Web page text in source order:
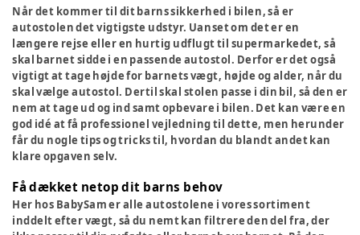
Når det kommer til dit barns sikkerhed i bilen, så er
autostolen det vigtigste udstyr. Uanset om det er en
længere rejse eller en hurtig udflugt til supermarkedet, så
skal barnet sidde i en passende autostol. Derfor er det også
vigtigt at tage højde for barnets vægt, højde og alder, når du
skal vælge autostol. Dertil skal stolen passe i din bil, så den er
nem at tage ud og ind samt opbevare i bilen. Det kan være en
god idé at få professionel vejledning til dette, men herunder
får du nogle tips og tricks til, hvordan du blandt andet kan
klare opgaven selv.
Få dækket netop dit barns behov
Her hos BabySam er alle autostolene i vores sortiment
inddelt efter vægt, så du nemt kan filtrere den del fra, der